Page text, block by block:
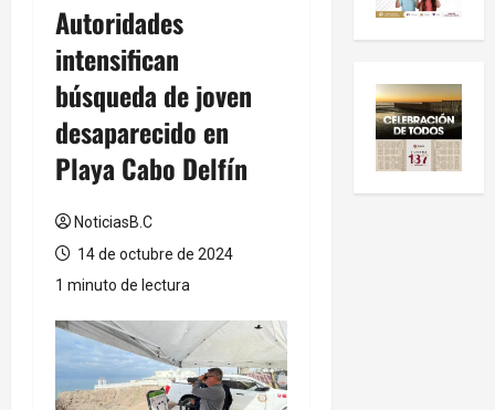
Autoridades
intensifican
búsqueda de joven
desaparecido en
Playa Cabo Delfín
NoticiasB.C
14 de octubre de 2024
1 minuto de lectura